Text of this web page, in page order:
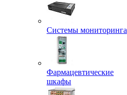
Системы мониторинга
Фармацевтические
шкафы